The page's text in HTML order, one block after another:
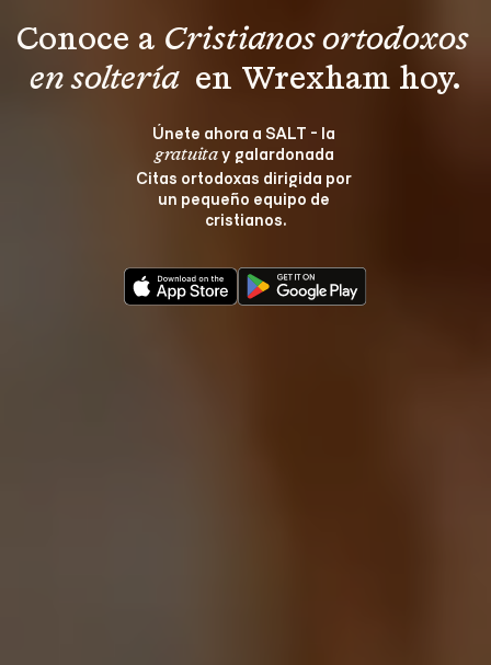
Conoce a Cristianos ortodoxos
en soltería en Wrexham hoy.
Únete ahora a SALT - la
gratuita y galardonada
Citas ortodoxas dirigida por
un pequeño equipo de
cristianos.